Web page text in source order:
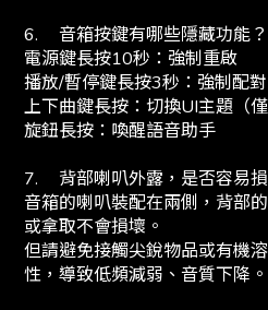
6.
音箱按鍵有哪些隱藏功能？
電源鍵長按10秒：強制重啟
播放/暫停鍵長按3秒：強制配
上下曲鍵長按：切換UI主題（僅
旋鈕長按：喚醒語音助手
7.
背部喇叭外露，是否容易
音箱的喇叭裝配在兩側，背部
或拿取不會損壞。
但請避免接觸尖銳物品或有機
性，導致低頻減弱、音質下降。